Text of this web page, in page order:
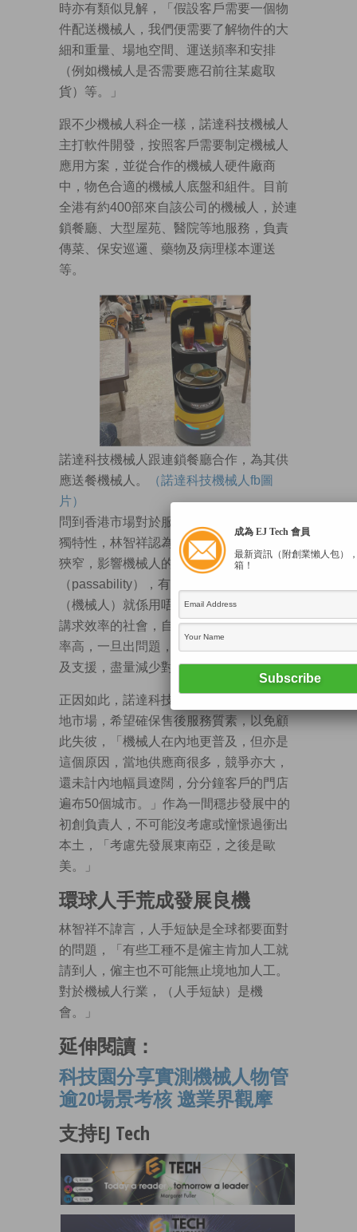
時亦有類似見解，「假設客戶需要一個物
件配送機械人，我們便需要了解物件的大
細和重量、場地空間、運送頻率和安排
（例如機械人是否需要應召前往某處取
貨）等。」
跟不少機械人科企一樣，諾達科技機械人
主打軟件開發，按照客戶需要制定機械人
應用方案，並從合作的機械人硬件廠商
中，物色合適的機械人底盤和組件。目前
全港有約400部來自該公司的機械人，於連
鎖餐廳、大型屋苑、醫院等地服務，負責
傳菜、保安巡邏、藥物及病理樣本運送
等。
諾達科技機械人跟連鎖餐廳合作，為其供
應送餐機械人。
（諾達科技機械人fb圖
片）
問到香港市場對於服務型機械人行業有何
獨特性，林智祥認為，香港很多場地都較
狹窄，影響機械人的通過性
（passability），有些場地太細，「用唔到
（機械人）就係用唔到」。此外，香港是
講求效率的社會，自然要求機械人同樣效
率高，一旦出問題，供應商必須火速回應
及支援，盡量減少對客戶的影響。
正因如此，諾達科技機械人至今仍主攻本
地市場，希望確保售後服務質素，以免顧
此失彼，「機械人在內地更普及，但亦是
這個原因，當地供應商很多，競爭亦大，
還未計內地幅員遼闊，分分鐘客戶的門店
遍布50個城市。」作為一間穩步發展中的
初創負責人，不可能沒考慮或憧憬過衝出
本土，「考慮先發展東南亞，之後是歐
美。」
環球人手荒成發展良機
林智祥不諱言，人手短缺是全球都要面對
的問題，「有些工種不是僱主肯加人工就
請到人，僱主也不可能無止境地加人工。
對於機械人行業，（人手短缺）是機
會。」
延伸閱讀：
科技園分享實測機械人物管
逾20場景考核 邀業界觀摩
支持EJ Tech
成為 EJ Tech 會員
最新資訊（附創業懶人包）
箱！